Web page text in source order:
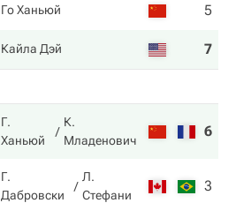
Го Ханьюй 5
Кайла Дэй 7
Г.
Ханьюй
К.
Младенович
6
Г.
Дабровски
Л.
Стефани
3